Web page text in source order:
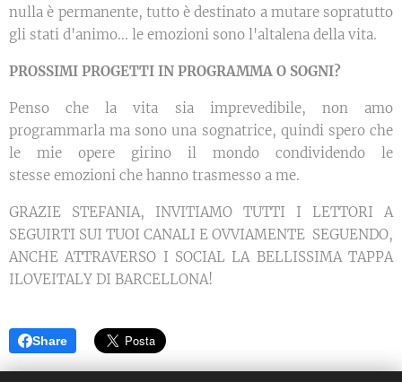
nulla è permanente, tutto è destinato a mutare sopratutto
gli stati d'animo... le emozioni sono l'altalena della vita.
PROSSIMI PROGETTI IN PROGRAMMA O SOGNI?
Penso che la vita sia imprevedibile, non amo
programmarla ma sono una sognatrice, quindi spero che
le mie opere girino il mondo condividendo le
stesse emozioni che hanno trasmesso a me.
GRAZIE STEFANIA, INVITIAMO TUTTI I LETTORI A
SEGUIRTI SUI TUOI CANALI E OVVIAMENTE SEGUENDO,
ANCHE ATTRAVERSO I SOCIAL LA BELLISSIMA TAPPA
ILOVEITALY DI BARCELLONA!
Share